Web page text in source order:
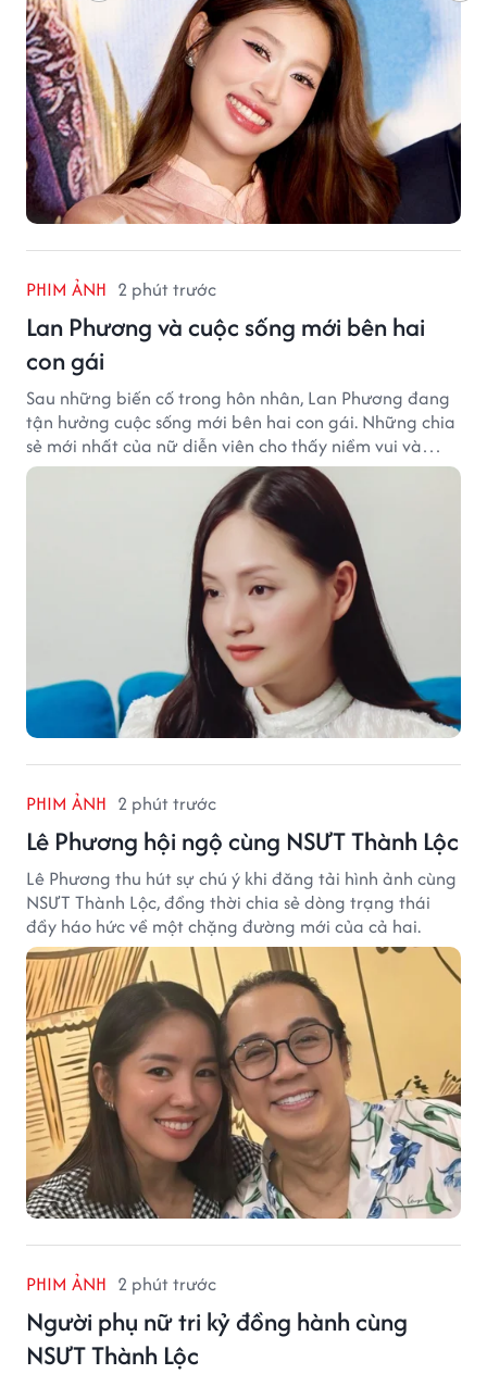
PHIM ẢNH 2 phút trước
Lan Phương và cuộc sống mới bên hai
con gái
Sau những biến cố trong hôn nhân, Lan Phương đang
tận hưởng cuộc sống mới bên hai con gái. Những chia
sẻ mới nhất của nữ diễn viên cho thấy niềm vui và
hạnh phúc hiện tại đến từ những điều bình dị mỗi
PHIM ẢNH 2 phút trước
Lê Phương hội ngộ cùng NSƯT Thành Lộc
Lê Phương thu hút sự chú ý khi đăng tải hình ảnh cùng
NSƯT Thành Lộc, đồng thời chia sẻ dòng trạng thái
đầy háo hức về một chặng đường mới của cả hai.
PHIM ẢNH 2 phút trước
Người phụ nữ tri kỷ đồng hành cùng
NSƯT Thành Lộc